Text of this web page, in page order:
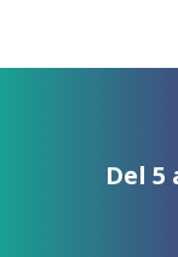
Del 5